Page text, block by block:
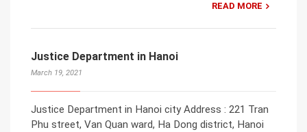
READ MORE
Justice Department in Hanoi
March 19, 2021
Justice Department in Hanoi city Address : 221 Tran
Phu street, Van Quan ward, Ha Dong district, Hanoi